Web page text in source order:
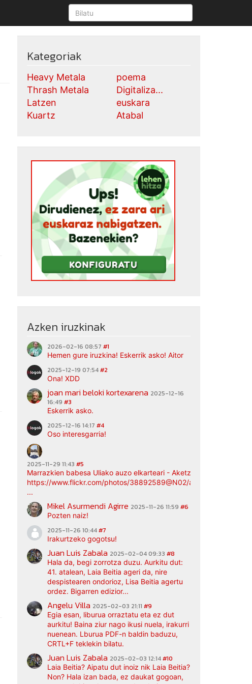
Kategoriak
Heavy Metala
Thrash Metala
Latzen
Kuartz
poema
Digitaliza...
euskara
Atabal
Azken iruzkinak
2026-02-16 08:57 #1
Hemen gure iruzkina! Eskerrik asko! Aitor
2025-12-19 07:54#2
Ona! XDD
joan mari beloki kortexarena 2025-12-16
16:49 #3
Eskerrik asko.
2025-12-16 14:17 #4
Oso interesgarria!
2025-11-29 11:43 #5
Marrazkien babesa Uliako auzo elkarteari - Aketz etxea (argazki
https://www.flickr.com/photos/38892589@N02/albums/
...
Mikel Asurmendi Agirre 2025-11-26 11:59 #6
Pozten naiz!
2025-11-26 10:44#7
Irakurtzeko gogotsu!
Juan Luis Zabala 2025-02-04 09:33 #8
Hala da, begi zorrotza duzu. Aurkitu dut:
41. atalean, Laia Beitia ageri da, nire
despistearen ondorioz, Lisa Beitia agertu
ordez. Bigarren edizior...
Angelu Villa 2025-02-03 21:11 #9
Egia esan, liburua orraztatu eta ez dut
aurkitu! Baina ziur nago ikusi nuela, irakurri
nuenean. Lburua PDF-n baldin baduzu,
CRTL+F teklekin bilatu.
Juan Luis Zabala 2025-02-03 12:14#10
Laia Beitia? Aipatu dut inoiz nik Laia Beitia?
Non? Hala izan bada, ez daukat gogoan,